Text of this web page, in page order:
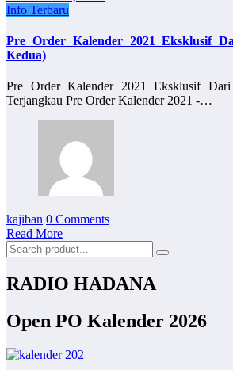
Info Terbaru
Pre Order Kalender 2021 Eksklusif
Kedua)
Pre Order Kalender 2021 Eksklusif
Terjangkau Pre Order Kalender 2021 -…
kajiban 0 Comments
Read More
RADIO HADANA
Open PO Kalender 2026